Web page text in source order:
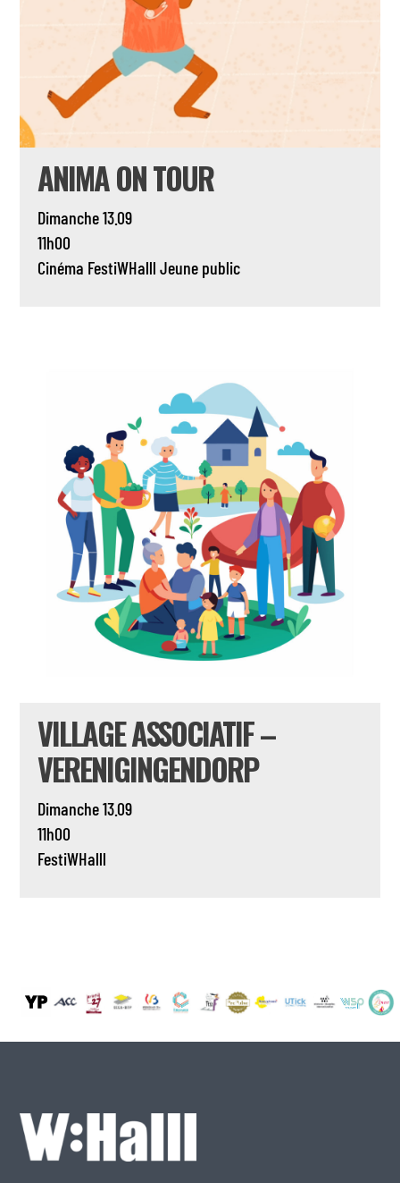
ANIMA ON TOUR
Dimanche 13.09
11h00
Cinéma FestiWHalll Jeune public
VILLAGE ASSOCIATIF –
VERENIGINGENDORP
Dimanche 13.09
11h00
FestiWHalll